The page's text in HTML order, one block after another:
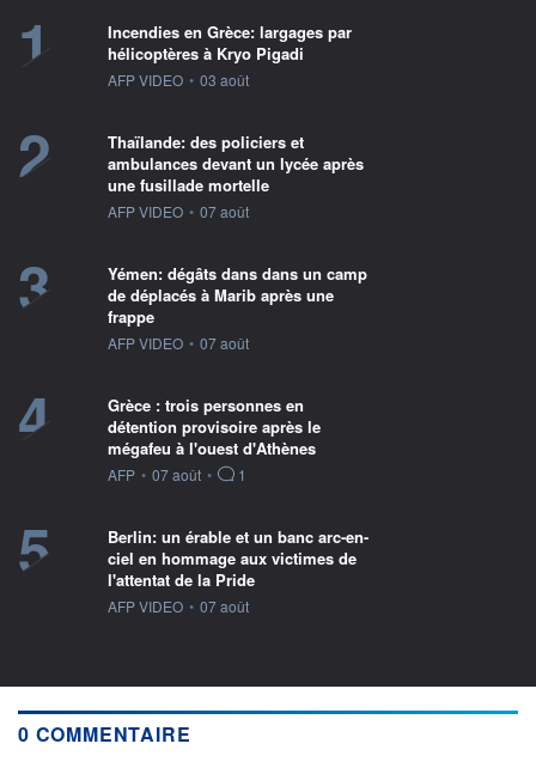
1
Incendies en Grèce: largages par
hélicoptères à Kryo Pigadi
information fournie par
AFP VIDEO • 03 août
2
Thaïlande: des policiers et
ambulances devant un lycée après
une fusillade mortelle
information fournie par
AFP VIDEO • 07 août
3
Yémen: dégâts dans dans un camp
de déplacés à Marib après une
frappe
information fournie par
AFP VIDEO • 07 août
4
Grèce : trois personnes en
détention provisoire après le
mégafeu à l'ouest d'Athènes
information fournie par
AFP • 07 août • 1
5
Berlin: un érable et un banc arc-en-
ciel en hommage aux victimes de
l'attentat de la Pride
information fournie par
AFP VIDEO • 07 août
0 COMMENTAIRE